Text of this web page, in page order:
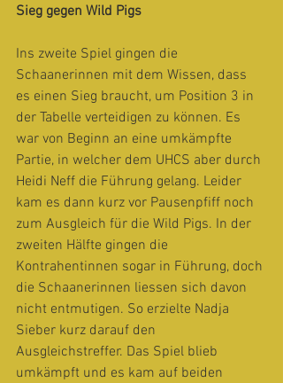
Sieg gegen Wild Pigs
Ins zweite Spiel gingen die
Schaanerinnen mit dem Wissen, dass
es einen Sieg braucht, um Position 3 in
der Tabelle verteidigen zu können. Es
war von Beginn an eine umkämpfte
Partie, in welcher dem UHCS aber durch
Heidi Neff die Führung gelang. Leider
kam es dann kurz vor Pausenpfiff noch
zum Ausgleich für die Wild Pigs. In der
zweiten Hälfte gingen die
Kontrahentinnen sogar in Führung, doch
die Schaanerinnen liessen sich davon
nicht entmutigen. So erzielte Nadja
Sieber kurz darauf den
Ausgleichstreffer. Das Spiel blieb
umkämpft und es kam auf beiden